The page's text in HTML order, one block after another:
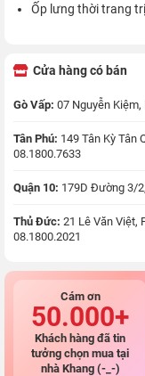
Ốp lưng thời trang
Cửa hàng có bán
Gò Vấp: 07 Nguyễn Kiệm,
Tân Phú: 149 Tân Kỳ Tân
08.1800.7633
Quận 10: 179D Đường 3/
Thủ Đức: 21 Lê Văn Việt,
08.1800.2021
Cám ơn
50.000+
Khách hàng đã tin
tưởng chọn mua tại
nhà Khang (-_-)